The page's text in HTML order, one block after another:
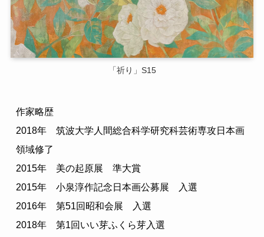
「祈り」S15
作家略歴
2018年　筑波大学人間総合科学研究科芸術専攻日本画
領域修了
2015年　美の起原展　準大賞
2015年　小泉淳作記念日本画公募展　入選
2016年　第51回昭和会展　入選
2018年　第1回いい芽ふくら芽入選